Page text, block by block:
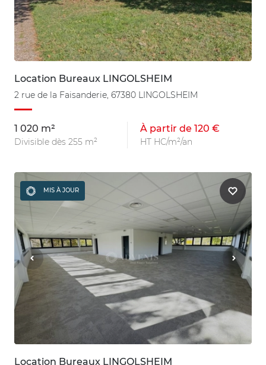
Location Bureaux LINGOLSHEIM
2 rue de la Faisanderie, 67380 LINGOLSHEIM
1 020 m²
Divisible dès 255 m²
À partir de 120 €
HT HC/m²/an
MIS À JOUR
Location Bureaux LINGOLSHEIM